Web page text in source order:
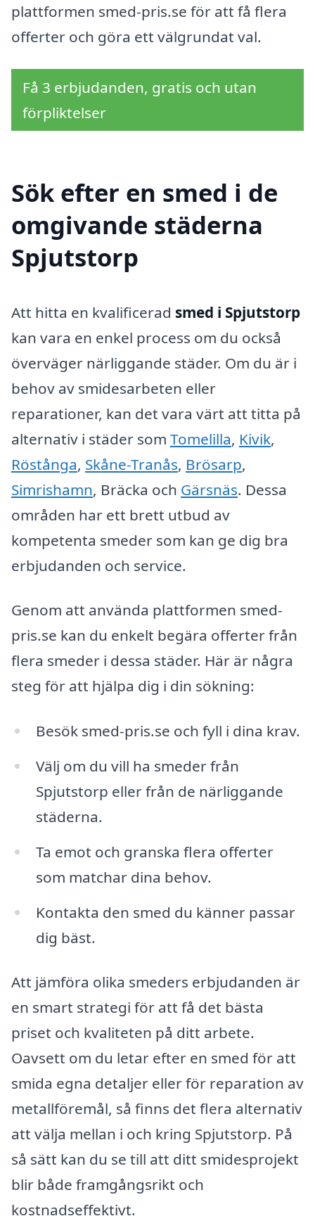
plattformen smed-pris.se för att få flera
offerter och göra ett välgrundat val.
Få 3 erbjudanden, gratis och utan
förpliktelser
Sök efter en smed i de
omgivande städerna
Spjutstorp
Att hitta en kvalificerad smed i Spjutstorp
kan vara en enkel process om du också
överväger närliggande städer. Om du är i
behov av smidesarbeten eller
reparationer, kan det vara värt att titta på
alternativ i städer som Tomelilla, Kivik,
Röstånga, Skåne-Tranås, Brösarp,
Simrishamn, Bräcka och Gärsnäs. Dessa
områden har ett brett utbud av
kompetenta smeder som kan ge dig bra
erbjudanden och service.
Genom att använda plattformen smed-
pris.se kan du enkelt begära offerter från
flera smeder i dessa städer. Här är några
steg för att hjälpa dig i din sökning:
Besök smed-pris.se och fyll i dina krav.
Välj om du vill ha smeder från
Spjutstorp eller från de närliggande
städerna.
Ta emot och granska flera offerter
som matchar dina behov.
Kontakta den smed du känner passar
dig bäst.
Att jämföra olika smeders erbjudanden är
en smart strategi för att få det bästa
priset och kvaliteten på ditt arbete.
Oavsett om du letar efter en smed för att
smida egna detaljer eller för reparation av
metallföremål, så finns det flera alternativ
att välja mellan i och kring Spjutstorp. På
så sätt kan du se till att ditt smidesprojekt
blir både framgångsrikt och
kostnadseffektivt.